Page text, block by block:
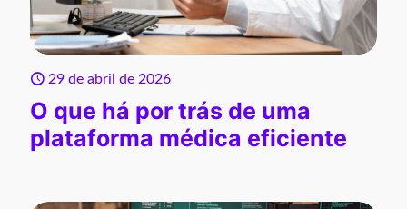
29 de abril de 2026
O que há por trás de uma
plataforma médica eficiente